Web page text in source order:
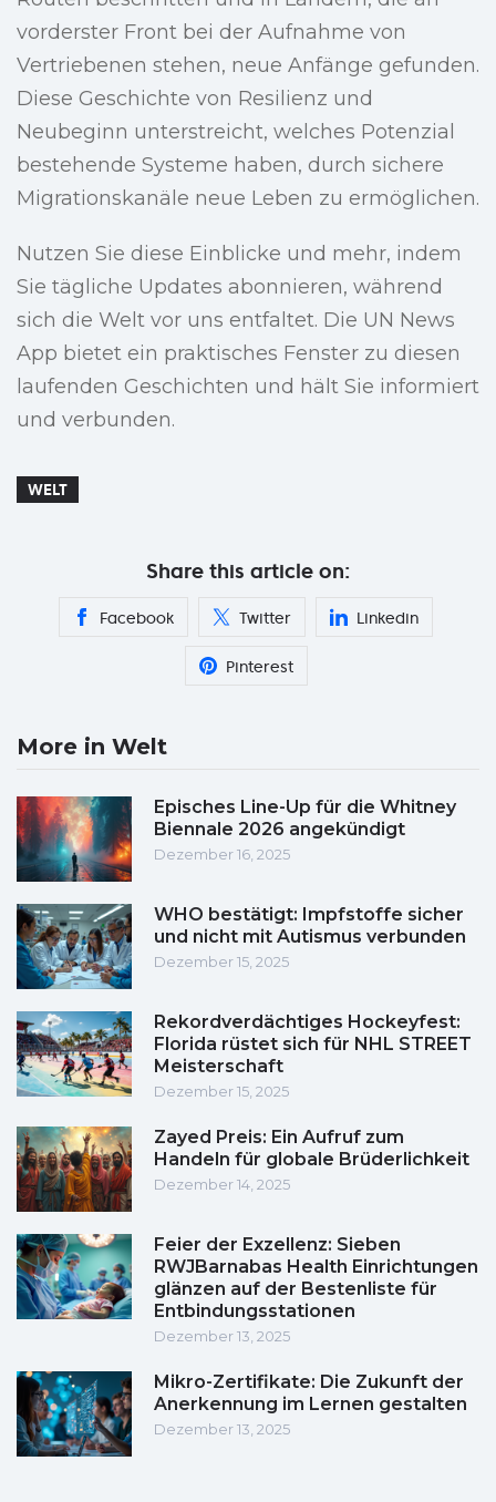
vorderster Front bei der Aufnahme von
Vertriebenen stehen, neue Anfänge gefunden.
Diese Geschichte von Resilienz und
Neubeginn unterstreicht, welches Potenzial
bestehende Systeme haben, durch sichere
Migrationskanäle neue Leben zu ermöglichen.
Nutzen Sie diese Einblicke und mehr, indem
Sie tägliche Updates abonnieren, während
sich die Welt vor uns entfaltet. Die UN News
App bietet ein praktisches Fenster zu diesen
laufenden Geschichten und hält Sie informiert
und verbunden.
WELT
Share this article on:
Facebook Twitter Linkedin
Pinterest
More in Welt
Episches Line-Up für die Whitney
Biennale 2026 angekündigt
Dezember 16, 2025
WHO bestätigt: Impfstoffe sicher
und nicht mit Autismus verbunden
Dezember 15, 2025
Rekordverdächtiges Hockeyfest:
Florida rüstet sich für NHL STREET
Meisterschaft
Dezember 15, 2025
Zayed Preis: Ein Aufruf zum
Handeln für globale Brüderlichkeit
Dezember 14, 2025
Feier der Exzellenz: Sieben
RWJBarnabas Health Einrichtungen
glänzen auf der Bestenliste für
Entbindungsstationen
Dezember 13, 2025
Mikro-Zertifikate: Die Zukunft der
Anerkennung im Lernen gestalten
Dezember 13, 2025